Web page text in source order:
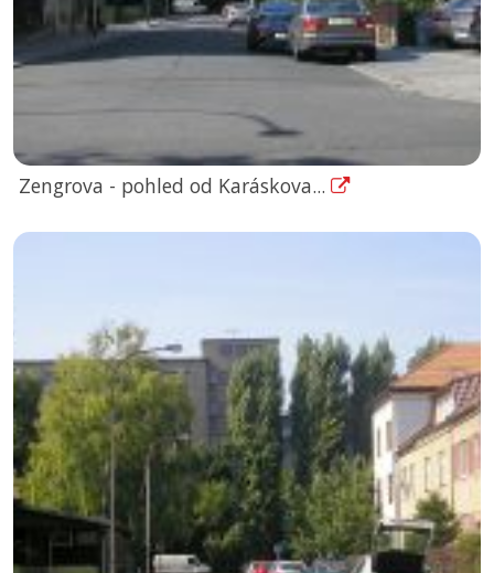
Zengrova - pohled od Karáskova...